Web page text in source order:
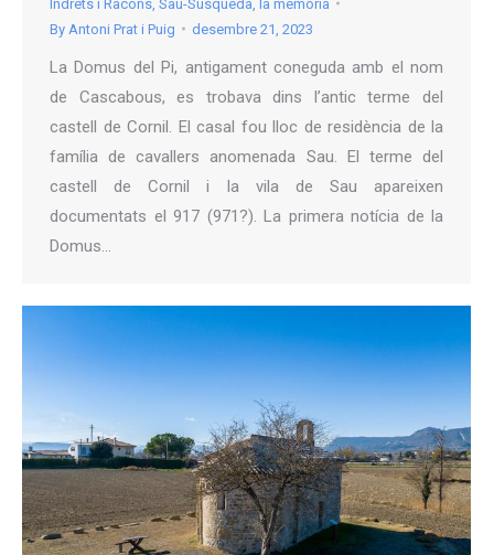
Indrets i Racons Sau-Susqueda, la memòria
By Antoni Prat i Puig desembre 21, 2023
La Domus del Pi, antigament coneguda amb el nom
de Cascabous, es trobava dins l’antic terme del
castell de Cornil. El casal fou lloc de residència de la
família de cavallers anomenada Sau. El terme del
castell de Cornil i la vila de Sau apareixen
documentats el 917 (971?). La primera notícia de la
Domus…